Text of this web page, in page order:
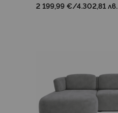
2 199,99 €/4.302,81 лв.